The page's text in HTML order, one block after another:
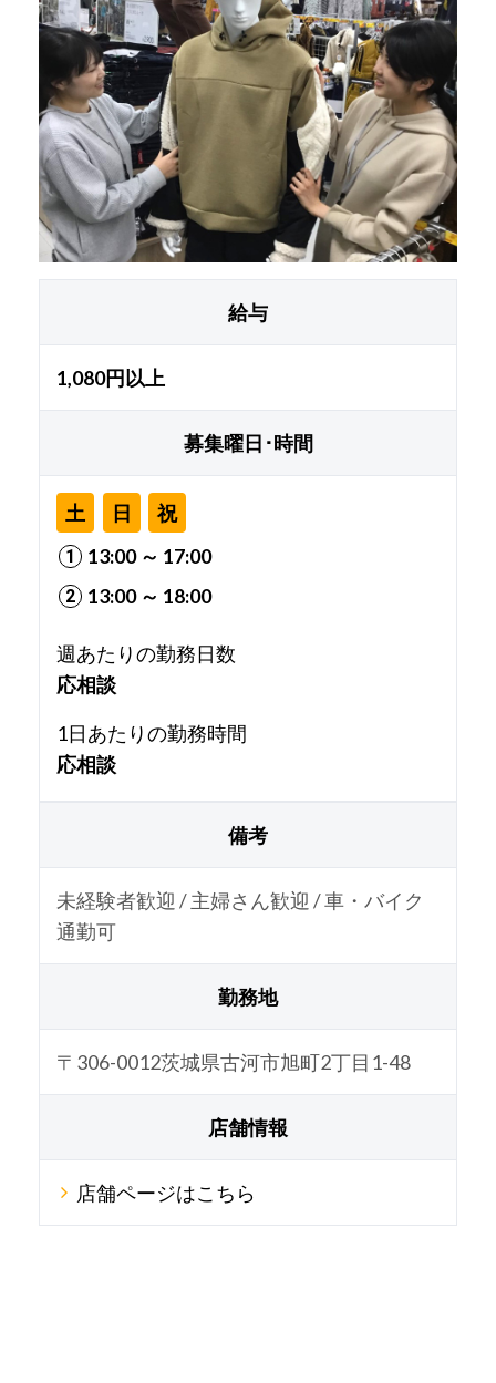
給与
1,080円以上
募集曜日･時間
土 日
祝
13:00 ～ 17:00
13:00 ～ 18:00
週あたりの勤務日数
応相談
1日あたりの勤務時間
応相談
備考
未経験者歓迎 / 主婦さん歓迎 / 車・バイク
通勤可
勤務地
〒306-0012茨城県古河市旭町2丁目1-48
店舗情報
店舗ページはこちら